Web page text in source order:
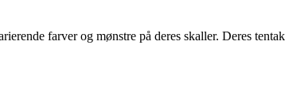
farver og mønstre på deres skaller. Deres